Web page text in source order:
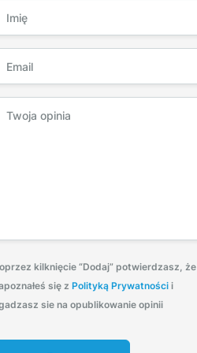
kilknięcie “Dodaj” potwierdzasz, że
się z Polityką Prywatnościi
sie na opublikowanie opinii